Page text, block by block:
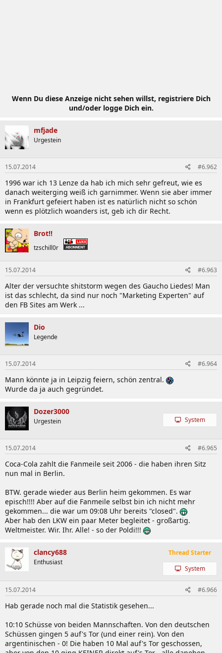
Wenn Du diese Anzeige nicht sehen willst, registriere Dich
und/oder logge Dich ein.
mfjade
Urgestein
15.07.2014 #6.962
1996 war ich 13 Lenze da hab ich mich sehr gefreut, wie es
danach weiterging weiß ich garnimmer. Wenn sie aber immer
in Frankfurt gefeiert haben ist es natürlich nicht so schön
wenn es plötzlich woanders ist, geb ich dir Recht.
Brot!!
tzschill0r
15.07.2014 #6.963
Alter der versuchte shitstorm wegen des Gaucho Liedes! Man
ist das schlecht, da sind nur noch "Marketing Experten" auf
den FB Sites am Werk ...
Dio
Legende
15.07.2014 #6.964
Mann könnte ja in Leipzig feiern, schön zentral.
Wurde da ja auch gegründet.
Dozer3000
Urgestein System
15.07.2014 #6.965
Coca-Cola zahlt die Fanmeile seit 2006 - die haben ihren Sitz
nun mal in Berlin.
BTW. gerade wieder aus Berlin heim gekommen. Es war
episch!!!! Aber auf die Fanmeile selbst bin ich nicht mehr
gekommen... die war um 09:08 Uhr bereits "closed".
Aber hab den LKW ein paar Meter begleitet - großartig.
Weltmeister. Wir. Ihr. Alle! - so der Poldi!!!
clancy688
Enthusiast
Thread Starter
System
15.07.2014 #6.966
Hab gerade noch mal die Statistik gesehen...
10:10 Schüsse von beiden Mannschaften. Von den deutschen
Schüssen gingen 5 auf's Tor (und einer rein). Von den
argentinischen - 0! Die haben 10 Mal auf's Tor geschossen,